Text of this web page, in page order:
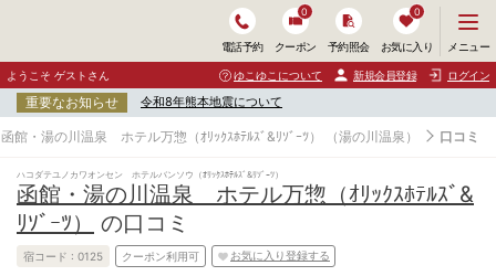
電話予約 クーポン
0
予約照会 お気に入り
0
ニ
ュ
ー
開
く
メニュー
ようこそ ゲストさん ゆこゆこについて 新規会員登録 ログイン
重要なお知らせ 令和8年熊本地震について
函館・湯の川温泉 ホテル万惣（ｵﾘｯｸｽﾎﾃﾙｽﾞ&ﾘｿﾞｰﾂ） （湯の川温泉） 口コミ
ハコダテユノカワオンセン ホテルバンソウ（ｵﾘｯｸｽﾎﾃﾙｽﾞ&ﾘｿﾞｰﾂ）
函館・湯の川温泉 ホテル万惣（ｵﾘｯｸｽﾎﾃﾙｽﾞ&
ﾘｿﾞｰﾂ）
の口コミ
宿コード : 0125 クーポン利用可 お気に入り登録する